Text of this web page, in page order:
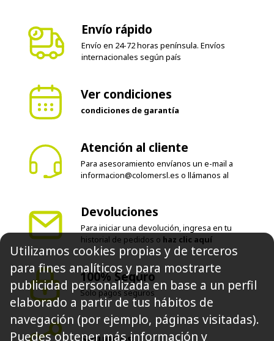
Envío en 24-72 horas península. Envíos
internacionales según país
condiciones de garantía
Para asesoramiento envíanos un e-mail a
informacion@colomersl.es o llámanos al
Para iniciar una devolución, ingresa en tu
historial de pedidos o
100% Seguro
Solo pagos seguros
Síguenos
Utilizamos cookies propias y de terceros
para fines analíticos y para mostrarte
publicidad personalizada en base a un perfil
elaborado a partir de tus hábitos de
navegación (por ejemplo, páginas visitadas).
Puedes obtener más información y